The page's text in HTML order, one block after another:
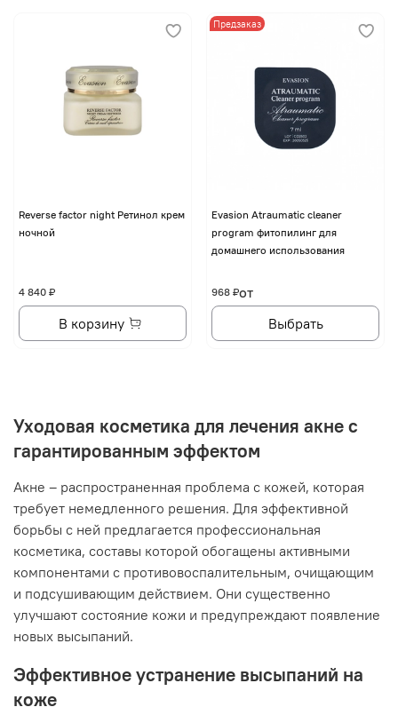
Reverse factor night Ретинол крем
ночной
4 840 ₽
В корзину
Предзаказ
Evasion Atraumatic cleaner
program фитопилинг для
домашнего использования
от
968 ₽
Выбрать
Уходовая косметика для лечения акне с
гарантированным эффектом
Акне – распространенная проблема с кожей, которая
требует немедленного решения. Для эффективной
борьбы с ней предлагается профессиональная
косметика, составы которой обогащены активными
компонентами с противовоспалительным, очищающим
и подсушивающим действием. Они существенно
улучшают состояние кожи и предупреждают появление
новых высыпаний.
Эффективное устранение высыпаний на
коже